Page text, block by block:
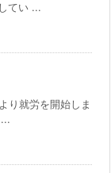
てい ...
り就労を開始しま